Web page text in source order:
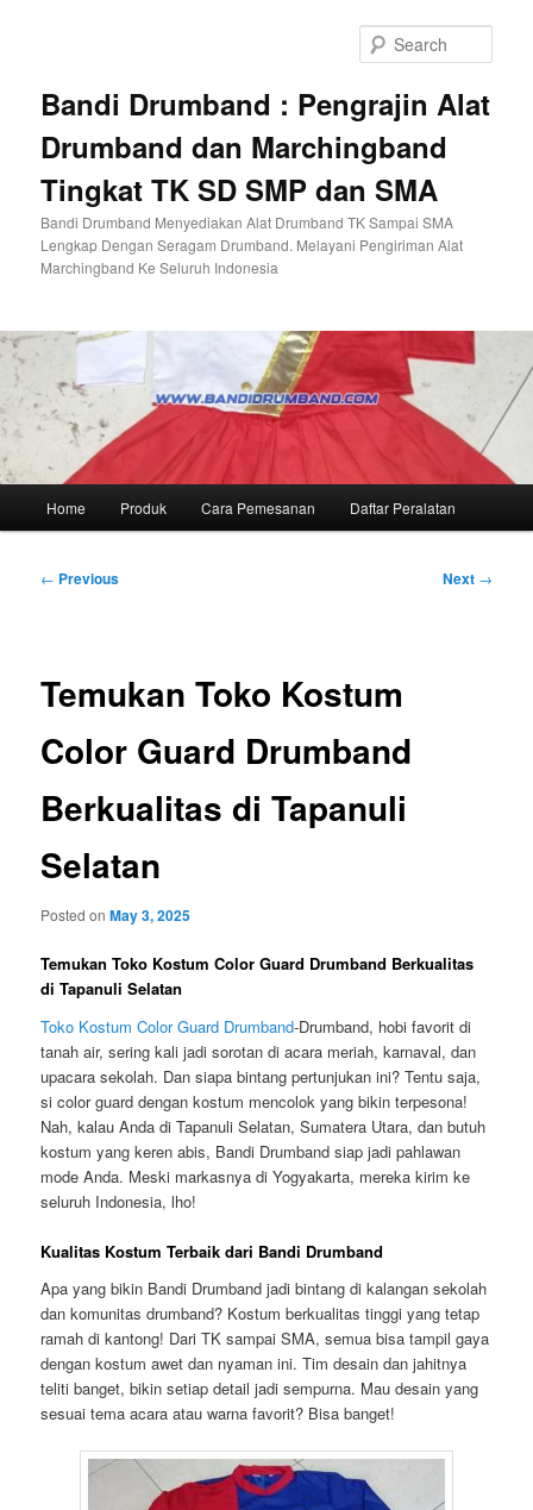
Bandi Drumband : Pengrajin Alat
Drumband dan Marchingband
Tingkat TK SD SMP dan SMA
Bandi Drumband Menyediakan Alat Drumband TK Sampai SMA
Lengkap Dengan Seragam Drumband. Melayani Pengiriman Alat
Marchingband Ke Seluruh Indonesia
Home Produk Cara Pemesanan Daftar Peralatan
Post
← Previous Next →
Temukan Toko Kostum
Color Guard Drumband
Berkualitas di Tapanuli
Selatan
Posted onMay 3, 2025
Temukan Toko Kostum Color Guard Drumband Berkualitas
di Tapanuli Selatan
Toko Kostum Color Guard Drumband-Drumband, hobi favorit di
tanah air, sering kali jadi sorotan di acara meriah, karnaval, dan
upacara sekolah. Dan siapa bintang pertunjukan ini? Tentu saja,
si color guard dengan kostum mencolok yang bikin terpesona!
Nah, kalau Anda di Tapanuli Selatan, Sumatera Utara, dan butuh
kostum yang keren abis, Bandi Drumband siap jadi pahlawan
mode Anda. Meski markasnya di Yogyakarta, mereka kirim ke
seluruh Indonesia, lho!
Kualitas Kostum Terbaik dari Bandi Drumband
Apa yang bikin Bandi Drumband jadi bintang di kalangan sekolah
dan komunitas drumband? Kostum berkualitas tinggi yang tetap
ramah di kantong! Dari TK sampai SMA, semua bisa tampil gaya
dengan kostum awet dan nyaman ini. Tim desain dan jahitnya
teliti banget, bikin setiap detail jadi sempurna. Mau desain yang
sesuai tema acara atau warna favorit? Bisa banget!